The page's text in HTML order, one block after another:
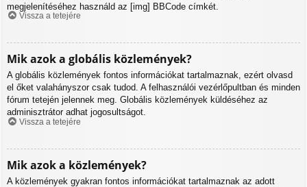
megjelenítéséhez használd az [img] BBCode címkét.
Vissza a tetejére
Mik azok a globális közlemények?
A globális közlemények fontos információkat tartalmaznak, ezért olvasd
el őket valahányszor csak tudod. A felhasználói vezérlőpultban és minden
fórum tetején jelennek meg. Globális közlemények küldéséhez az
adminisztrátor adhat jogosultságot.
Vissza a tetejére
Mik azok a közlemények?
A közlemények gyakran fontos információkat tartalmaznak az adott